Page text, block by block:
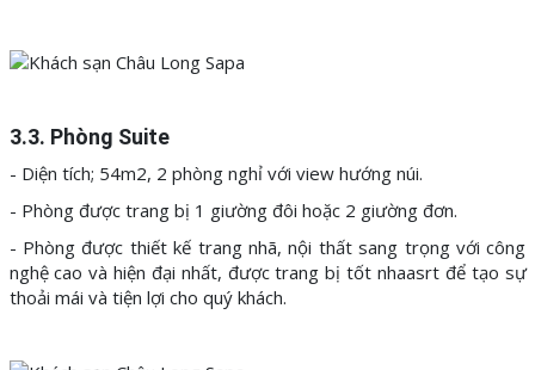
3.3. Phòng Suite
- Diện tích; 54m2, 2 phòng nghỉ với view hướng núi.
- Phòng được trang bị 1 giường đôi hoặc 2 giường đơn.
- Phòng được thiết kế trang nhã, nội thất sang trọng với công
nghệ cao và hiện đại nhất, được trang bị tốt nhaasrt để tạo sự
thoải mái và tiện lợi cho quý khách.